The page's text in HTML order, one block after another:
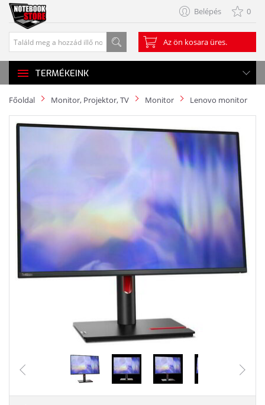
Belépés 0
Az ön kosara üres.
TERMÉKEINK
Főoldal Monitor, Projektor, TV Monitor Lenovo monitor